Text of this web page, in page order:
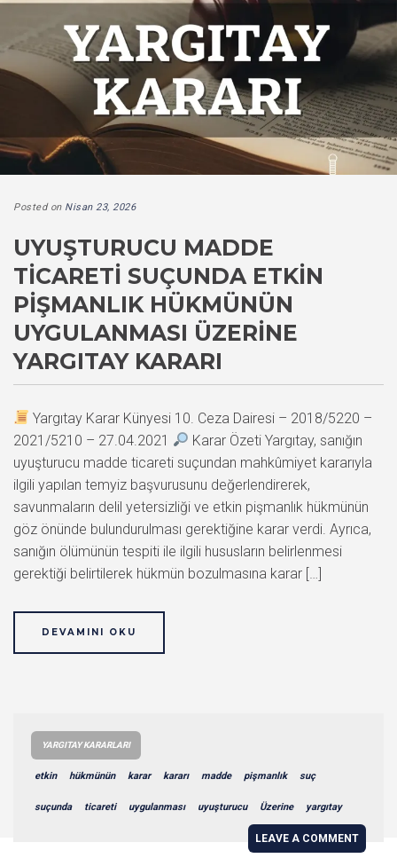
Posted on Nisan 23, 2026
UYUŞTURUCU MADDE
TICARETI SUÇUNDA ETKIN
PIŞMANLIK HÜKMÜNÜN
UYGULANMASI ÜZERINE
YARGITAY KARARI
Yargıtay Karar Künyesi 10. Ceza Dairesi – 2018/5220 –
2021/5210 – 27.04.2021
Karar Özeti Yargıtay, sanığın
uyuşturucu madde ticareti suçundan mahkûmiyet kararıyla
ilgili yapılan temyiz başvurusunu değerlendirerek,
savunmaların delil yetersizliği ve etkin pişmanlık hükmünün
göz önünde bulundurulması gerektiğine karar verdi. Ayrıca,
sanığın ölümünün tespiti ile ilgili hususların belirlenmesi
gerektiği belirtilerek hükmün bozulmasına karar […]
DEVAMINI OKU
YARGITAY KARARLARI
etkin hükmünün karar kararı madde pişmanlık suç
suçunda ticareti uygulanması uyuşturucu Üzerine yargıtay
LEAVE A COMMENT